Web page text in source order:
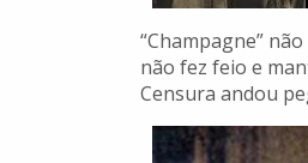
“Champagne”
não fez feio e
Censura andou